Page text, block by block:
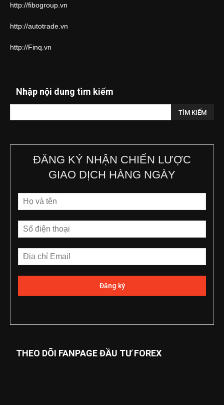
http://fibogroup.vn
http://autotrade.vn
http://Finq.vn
Nhập nội dung tìm kiếm
ĐĂNG KÝ NHẬN CHIẾN LƯỢC
GIAO DỊCH HÀNG NGÀY
THEO DÕI FANPAGE ĐẦU TƯ FOREX